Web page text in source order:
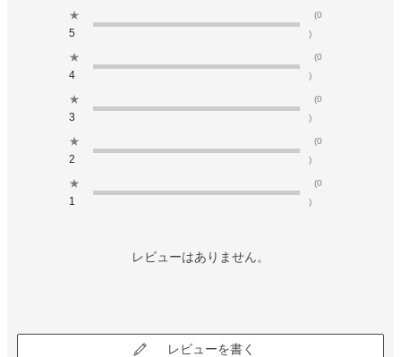
★
5
(0
)
★
4
(0
)
★
3
(0
)
★
2
(0
)
★
1
(0
)
レビューはありません。
レビューを書く